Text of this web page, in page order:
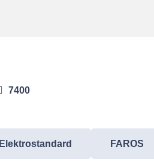
7400
Elektrostandard FAROS